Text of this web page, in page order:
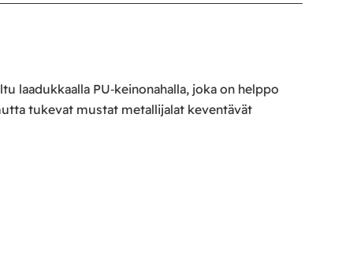
laadukkaalla PU‑keinonahalla, joka on helppo
tukevat mustat metallijalat keventävät